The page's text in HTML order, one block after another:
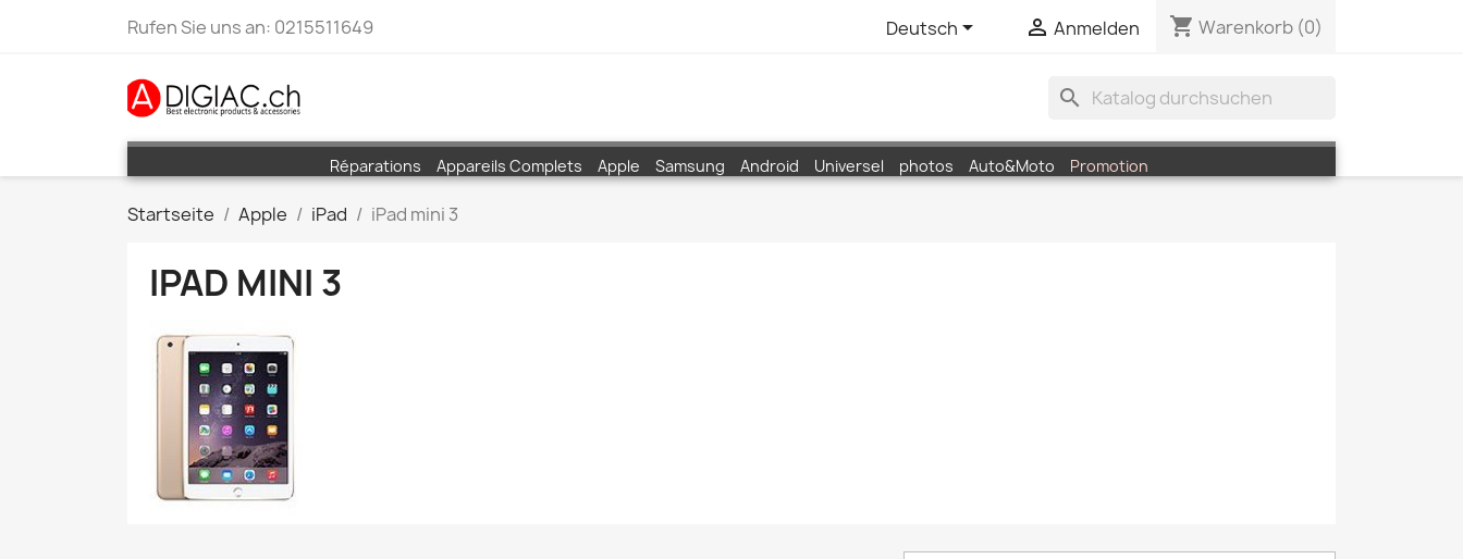
Rufen Sie uns an: 0215511649 Deutsch  Anmelden shopping_cart Warenkorb (0)
search
Réparations Appareils Complets Apple Samsung Android Universel photos Auto&Moto Promotion
Startseite Apple iPad iPad mini 3
IPAD MINI 3